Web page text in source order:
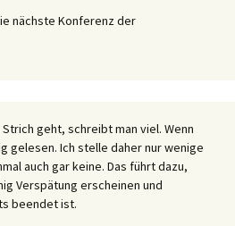
nächste Konferenz der
geht, schreibt man viel. Wenn
gelesen. Ich stelle daher nur wenige
auch gar keine. Das führt dazu,
Verspätung erscheinen und
beendet ist.